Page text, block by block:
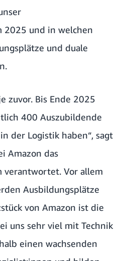
2025 und in welchen
und duale
zuvor. Bis Ende 2025
400 Auszubildende
der Logistik haben“, sagt
Amazon das
verantwortet. Vor allem
Ausbildungsplätze
von Amazon ist die
uns sehr viel mit Technik
einen wachsenden